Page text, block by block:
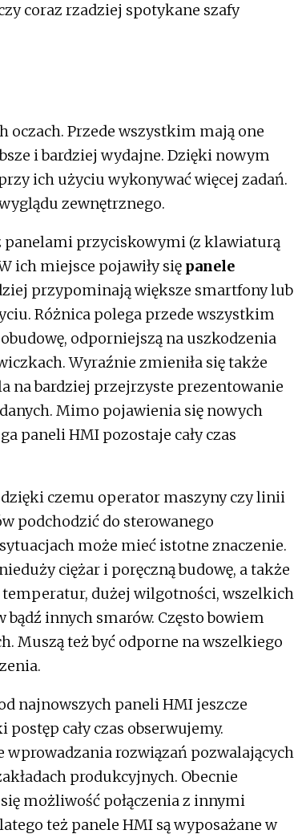
coraz rzadziej spotykane szafy
oczach. Przede wszystkim mają one
i bardziej wydajne. Dzięki nowym
ich użyciu wykonywać więcej zadań.
zewnętrznego.
panelami przyciskowymi (z klawiaturą
ich miejsce pojawiły się panele
przypominają większe smartfony lub
Różnica polega przede wszystkim
odporniejszą na uszkodzenia
Wyraźnie zmieniła się także
na bardziej przejrzyste prezentowanie
Mimo pojawienia się nowych
paneli HMI pozostaje cały czas
dzięki czemu operator maszyny czy linii
podchodzić do sterowanego
może mieć istotne znaczenie.
ciężar i poręczną budowę, a także
dużej wilgotności, wszelkich
innych smarów. Często bowiem
Muszą też być odporne na wszelkiego
najnowszych paneli HMI jeszcze
cały czas obserwujemy.
rozwiązań pozwalających
produkcyjnych. Obecnie
możliwość połączenia z innymi
też panele HMI są wyposażane w